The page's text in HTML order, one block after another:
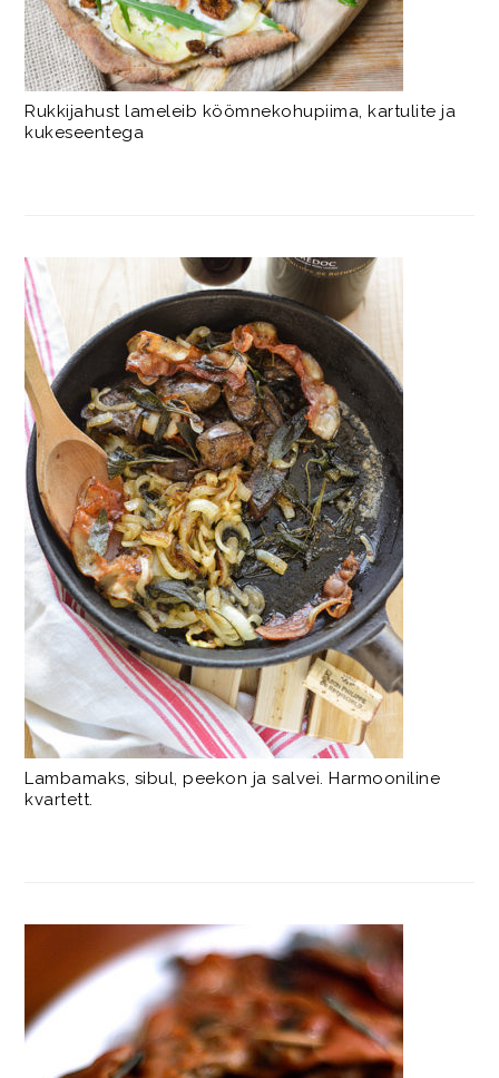
Rukkijahust lameleib köömnekohupiima, kartulite ja
kukeseentega
Lambamaks, sibul, peekon ja salvei. Harmooniline
kvartett.